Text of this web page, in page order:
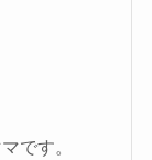
です。